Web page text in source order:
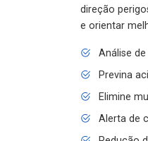
e orientar
Análise
Previna
Elimine
Alerta de
Redução